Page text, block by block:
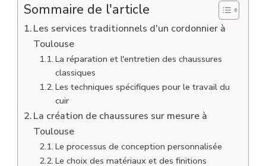
Sommaire de l'article
Les services traditionnels d'un cordonnier à
Toulouse
La réparation et l'entretien des chaussures
classiques
Les techniques spécifiques pour le travail du
cuir
La création de chaussures sur mesure à
Toulouse
Le processus de conception personnalisée
Le choix des matériaux et des finitions